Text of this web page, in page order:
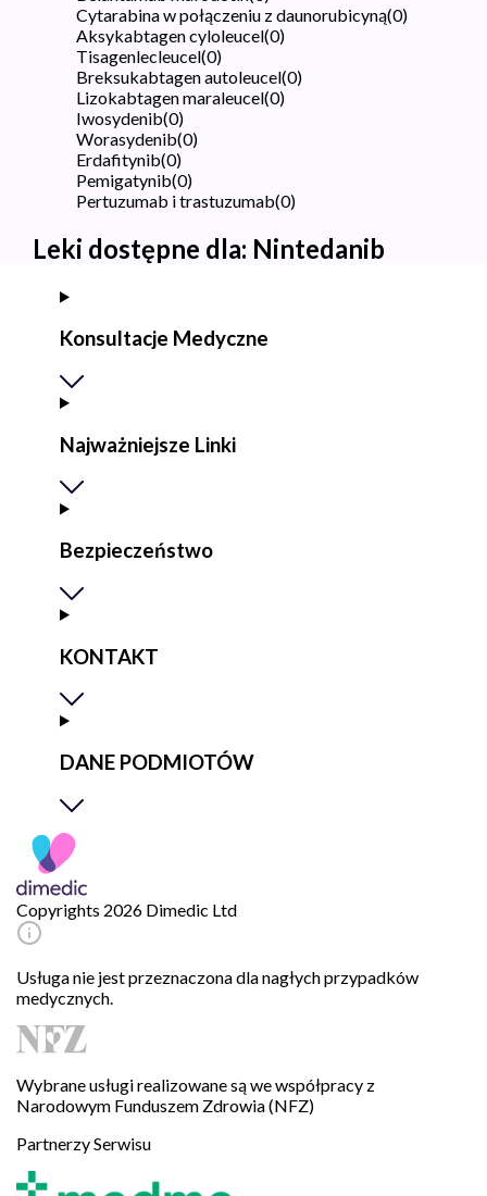
Cytarabina w połączeniu z daunorubicyną(0)
Aksykabtagen cyloleucel(0)
Tisagenlecleucel(0)
Breksukabtagen autoleucel(0)
Lizokabtagen maraleucel(0)
Iwosydenib(0)
Worasydenib(0)
Erdafitynib(0)
Pemigatynib(0)
Pertuzumab i trastuzumab(0)
Leki dostępne dla: Nintedanib
Konsultacje Medyczne
Najważniejsze Linki
Bezpieczeństwo
KONTAKT
DANE PODMIOTÓW
Copyrights 2026 Dimedic Ltd
Usługa nie jest przeznaczona dla nagłych przypadków
medycznych.
Wybrane usługi realizowane są we współpracy z
Narodowym Funduszem Zdrowia (NFZ)
Partnerzy Serwisu